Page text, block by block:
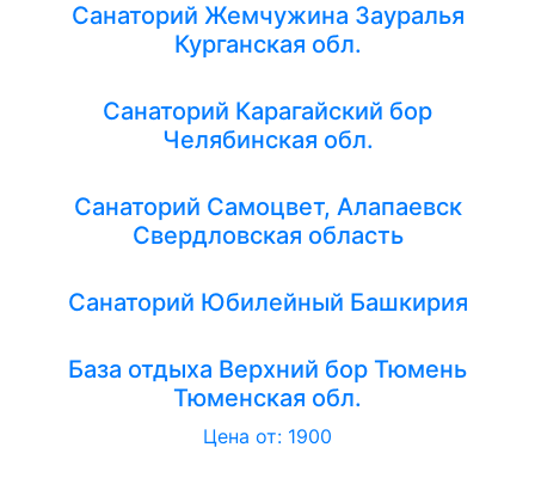
Санаторий Жемчужина Зауралья
Курганская обл.
Санаторий Карагайский бор
Челябинская обл.
Санаторий Самоцвет, Алапаевск
Свердловская область
Санаторий Юбилейный Башкирия
База отдыха Верхний бор Тюмень
Тюменская обл.
Цена от: 1900